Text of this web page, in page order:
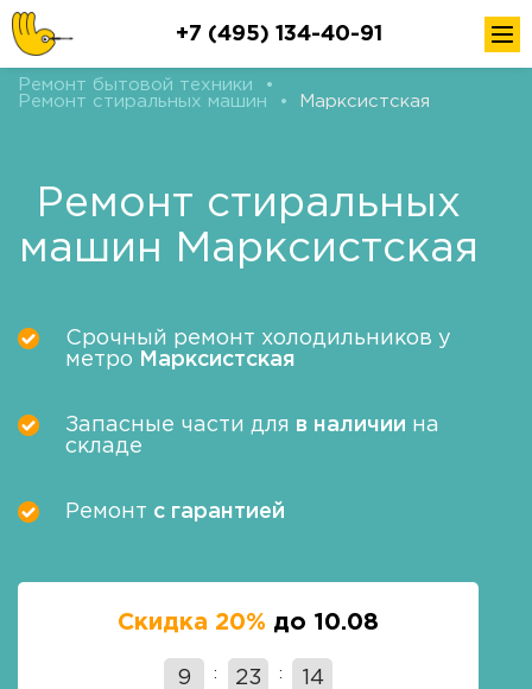
+7 (495) 134-40-91
Ремонт бытовой техники
•
Ремонт стиральных машин
• Марксистская
Ремонт стиральных
машин Марксистская
Срочный ремонт холодильников у
метро
Марксистская
Запасные части для в наличии на
складе
Ремонт с гарантией
Скидка 20% до 10.08
9 23 13